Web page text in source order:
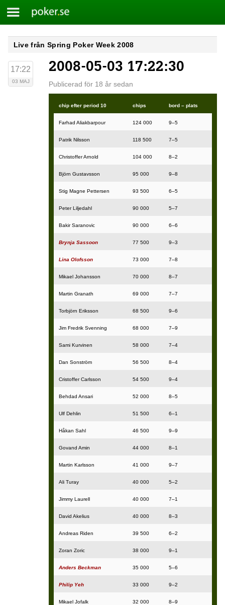
Skip
content
Meny
Poker.se
Live från Spring Poker Week 2008
17:22
03 MAJ
2008-05-03 17:22:30
Publicerad för 18 år sedan
chip efter period 10 chips bord – plats
Farhad Aliakbarpour 124 000 9–5
Patrik Nilsson 118 500 7–5
Christoffer Arnold 104 000 8–2
Björn Gustavsson 95 000 9–8
Stig Magne Pettersen 93 500 6–5
Peter Liljedahl 90 000 5–7
Bakir Saranovic 90 000 6–6
Brynja Sassoon 77 500 9–3
Lina Olofsson 73 000 7–8
Mikael Johansson 70 000 8–7
Martin Granath 69 000 7–7
Torbjörn Eriksson 68 500 9–6
Jim Fredrik Svenning 68 000 7–9
Sami Kurvinen 58 000 7–4
Dan Sonström 56 500 8–4
Cristoffer Carlsson 54 500 9–4
Behdad Ansari 52 000 8–5
Ulf Dehlin 51 500 6–1
Håkan Sahl 46 500 9–9
Govand Amin 44 000 8–1
Martin Karlsson 41 000 9–7
Ali Turay 40 000 5–2
Jimmy Laurell 40 000 7–1
David Akelius 40 000 8–3
Andreas Riden 39 500 6–2
Zoran Zoric 38 000 9–1
Anders Beckman 35 000 5–6
Philip Yeh 33 000 9–2
Mikael Jofalk 32 000 8–9